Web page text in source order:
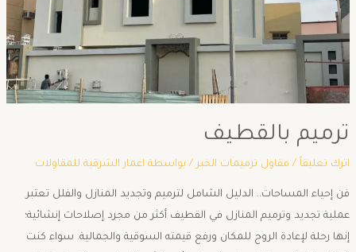
ترميم بالقطيف
اترك تعليقاً / مقاول ترميمات الخبر / بواسطة اعمار الشرقية للمقاولات
فن إحياء المساحات.. الدليل الشامل لترميم وتجديد المنازل والفلل ​تعتبر
عملية تجديد وترميم المنازل في القطيف أكثر من مجرد إصلاحات إنشائية؛
إنها رحلة لإعادة الروح للمكان ورفع قيمته السوقية والجمالية. سواء كنت